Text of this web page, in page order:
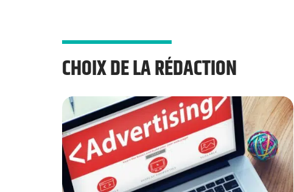
CHOIX DE LA RÉDACTION